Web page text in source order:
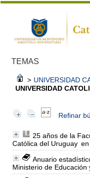
TEMAS
> UNIVERSIDAD
UNIVERSIDAD
Refinar
25 años de la
Católica del Uruguay
Anuario
Ministerio de